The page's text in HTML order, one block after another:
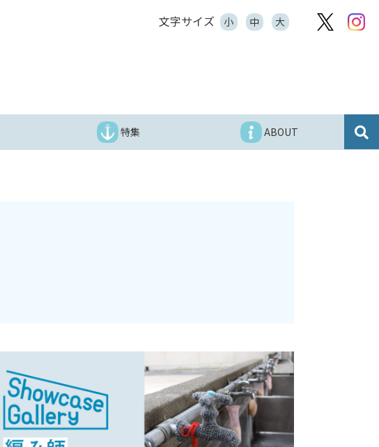
文字サイズ 小 中 大
特集 ABOUT